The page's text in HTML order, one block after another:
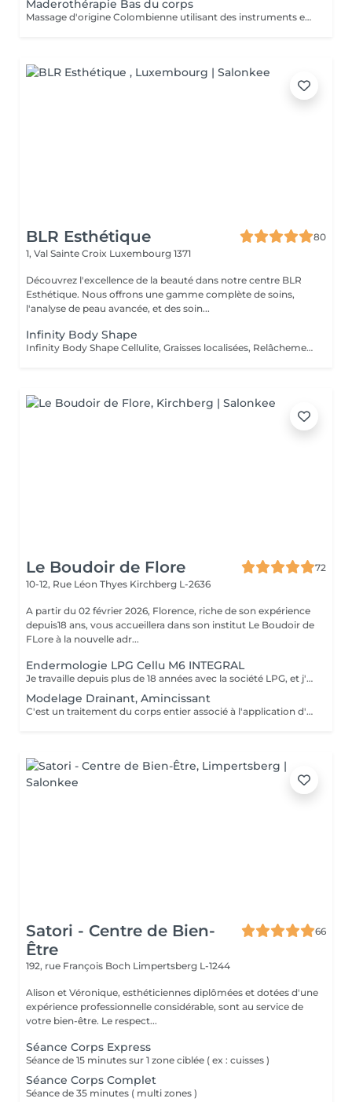
Maderothérapie Bas du corps
Massage d'origine Colombienne utilisant des instruments en bois naturel pour remodeler le corps, briser les graisses, stimuler le système lymphatique et lisser la peau. Cette méthode non invasive cible la cellulite ( cuisse , ventre, bras ) et raffermie la silhouette.
BLR Esthétique
80
1, Val Sainte Croix Luxembourg 1371
Découvrez l'excellence de la beauté dans notre centre BLR
Esthétique. Nous offrons une gamme complète de soins,
l'analyse de peau avancée, et des soin...
Infinity Body Shape
Infinity Body Shape Cellulite, Graisses localisées, Relâchement cutané Laser LLLT Radiofréquence Vacuum Électrolipolyse Endomassage Ultrasons Ems Cromo-Frequençe Onde de Choc Ces technologies permettent des actions ciblées de drainage, raffermissement, tonification et remodelage, offrant une solution complète pour vos objectifs esthétiques.
Le Boudoir de Flore
72
10-12, Rue Léon Thyes Kirchberg L-2636
A partir du 02 février 2026, Florence, riche de son expérience
depuis18 ans, vous accueillera dans son institut Le Boudoir de
FLore à la nouvelle adr...
Endermologie LPG Cellu M6 INTEGRAL
Je travaille depuis plus de 18 années avec la société LPG, et j'ai le plaisir de vous proposer la gamme de soins visage et corps avec l'appareil Cellu M6 Integral . Vous trouverez également dans notre institut les produits cosmétiques visage et corps ainsi que leur compléments alimentaires naturels.
Modelage Drainant, Amincissant
C'est un traitement du corps entier associé à l'application d'un masque amincissant sur la zone du ventre. Réalisé à la main, il est apprécié pour son efficacité. Le massage va stimuler l'élimination des toxines et des graisses en activant le drainage lymphatique.
Satori - Centre de Bien-
Être
66
192, rue François Boch Limpertsberg L-1244
Alison et Véronique, esthéticiennes diplômées et dotées d'une
expérience professionnelle considérable, sont au service de
votre bien-être. Le respect...
Séance Corps Express
Séance de 15 minutes sur 1 zone ciblée ( ex : cuisses )
Séance Corps Complet
Séance de 35 minutes ( multi zones )